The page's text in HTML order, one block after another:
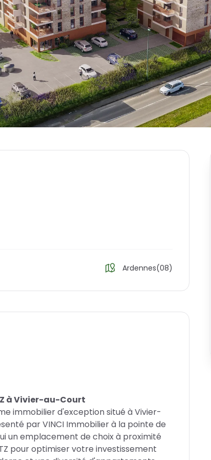
Ardennes(08)
à Vivier-au-Court
immobilier d'exception situé à Vivier-
par VINCI Immobilier à la pointe de
un emplacement de choix à proximité
pour optimiser votre investissement